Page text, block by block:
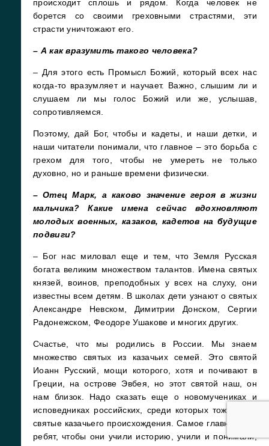
происходит сплошь и рядом. Когда человек не
борется со своими греховными страстями, эти
страсти уничтожают его.
– А как вразумить такого человека?
– Для этого есть Промысл Божий, который всех нас
когда-то вразумляет и научает. Важно, слышим ли и
слушаем ли мы голос Божий или же, услышав,
сопротивляемся.
Поэтому, дай Бог, чтобы и кадеты, и наши детки, и
наши читатели понимали, что главное – это борьба с
грехом для того, чтобы не умереть не только
духовно, но и раньше времени физически.
– Отец Марк, а каково значение героя в жизни
мальчика? Какие имена сейчас вдохновляют
молодых военных, казаков, кадетов на будущие
подвиги?
– Бог нас миловал еще и тем, что Земля Русская
богата великим множеством талантов. Имена святых
князей, воинов, преподобных у всех на слуху, они
известны всем детям. В школах дети узнают о святых
Александре Невском, Димитрии Донском, Сергии
Радонежском, Феодоре Ушакове и многих других.
Счастье, что мы родились в России. Мы знаем
множество святых из казачьих семей. Это святой
Иоанн Русский, мощи которого, хотя и почивают в
Греции, на острове Эвбея, но этот святой наш, он
нам близок. Надо сказать еще о новомучениках и
исповедниках российских, среди которых тоже были
святые казачьего происхождения. Самое главное для
ребят, чтобы они учили историю, учили и понимали,